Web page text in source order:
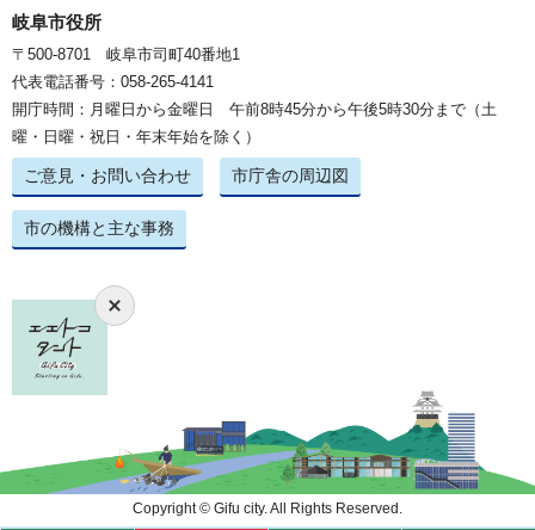
岐阜市役所
〒500-8701 岐阜市司町40番地1
代表電話番号：058-265-4141
開庁時間：月曜日から金曜日 午前8時45分から午後5時30分まで（土
曜・日曜・祝日・年末年始を除く）
ご意見・お問い合わせ 市庁舎の周辺図
市の機構と主な事務
Copyright © Gifu city. All Rights Reserved.